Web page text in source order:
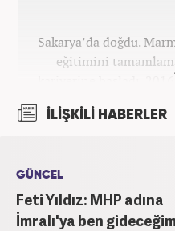
Sakarya’da doğdu.
eğitimini
kariyerine başladı.
itibaren
İLİŞKİLİ HABERLER
GÜNCEL
Feti Yıldız: MHP adına
İmralı'ya ben